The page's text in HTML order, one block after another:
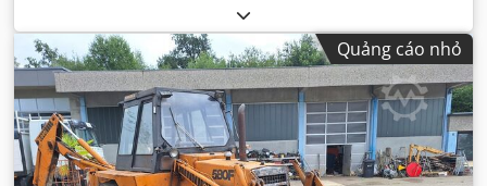
Quảng cáo nhỏ